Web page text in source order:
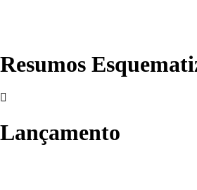
Resumos
Lançamento